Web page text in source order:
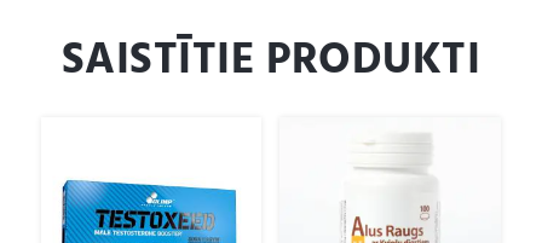
SAISTĪTIE PRODUKTI